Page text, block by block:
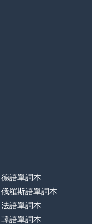
德語單詞本
俄羅斯語單詞本
法語單詞本
韓語單詞本